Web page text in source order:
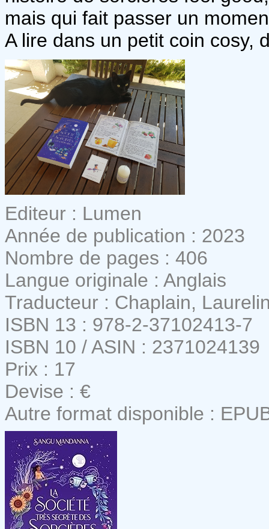
mais qui fait passer un
A lire dans un petit coin cosy,
Editeur : Lumen
Année de publication : 2023
Nombre de pages : 406
Langue originale : Anglais
Traducteur : Chaplain,
ISBN 13 : 978-2-37102413-7
ISBN 10 / ASIN : 2371024139
Prix : 17
Devise : €
Autre format disponible :